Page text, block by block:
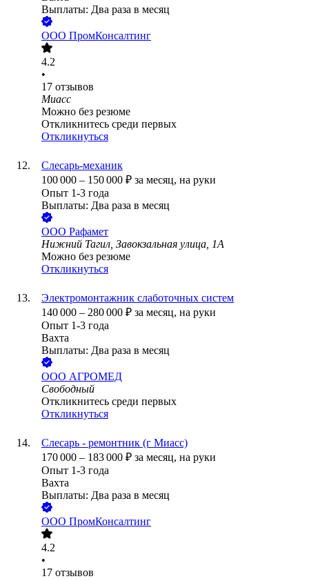
Выплаты: Два раза в месяц
ООО ПромКонсалтинг
4.2
•
17 отзывов
Миасс
Можно без резюме
Откликнитесь среди первых
Откликнуться
Слесарь-механик
100 000 – 150 000 ₽ за месяц, на руки
Опыт 1-3 года
Выплаты: Два раза в месяц
ООО Рафамет
Нижний Тагил, Завокзальная улица, 1А
Можно без резюме
Откликнуться
Электромонтажник слаботочных систем
140 000 – 280 000 ₽ за месяц, на руки
Опыт 1-3 года
Вахта
Выплаты: Два раза в месяц
ООО АГРОМЕД
Свободный
Откликнитесь среди первых
Откликнуться
Слесарь - ремонтник (г Миасс)
170 000 – 183 000 ₽ за месяц, на руки
Опыт 1-3 года
Вахта
Выплаты: Два раза в месяц
ООО ПромКонсалтинг
4.2
•
17 отзывов